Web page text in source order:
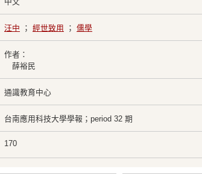
汪中 ； 經世致用 ； 儒學
作者：
薛裕民
通識教育中心
台南應用科技大學學報；period 32 期
170